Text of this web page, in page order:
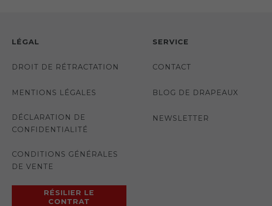
LÉGAL
DROIT DE RÉTRACTATION
MENTIONS LÉGALES
DÉCLARATION DE
CONFIDENTIALITÉ
CONDITIONS GÉNÉRALES
DE VENTE
RÉSILIER LE
CONTRAT
SERVICE
CONTACT
BLOG DE DRAPEAUX
NEWSLETTER